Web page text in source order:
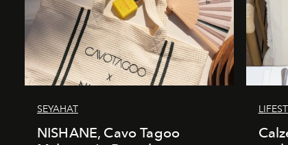
SEYAHAT
NISHANE, Cavo Tagoo